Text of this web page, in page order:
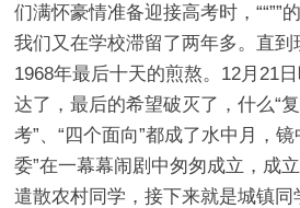
们满怀豪情准备迎接高考时，““””
我们又在学校滞留了两年多。直
1968年最后十天的煎熬。12月21
达了，最后的希望破灭了，什么“
考”、“四个面向”都成了水中月，
委”在一幕幕闹剧中匆匆成立，成
遣散农村同学，接下来就是城镇